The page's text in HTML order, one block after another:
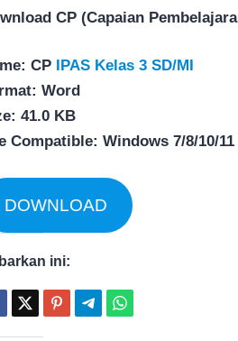
CP (Capaian
CP
IPAS Kelas 3 SD/MI
Word
41.0 KB
Compatible: Windows 7/8/10/11
DOWNLOAD
ini: